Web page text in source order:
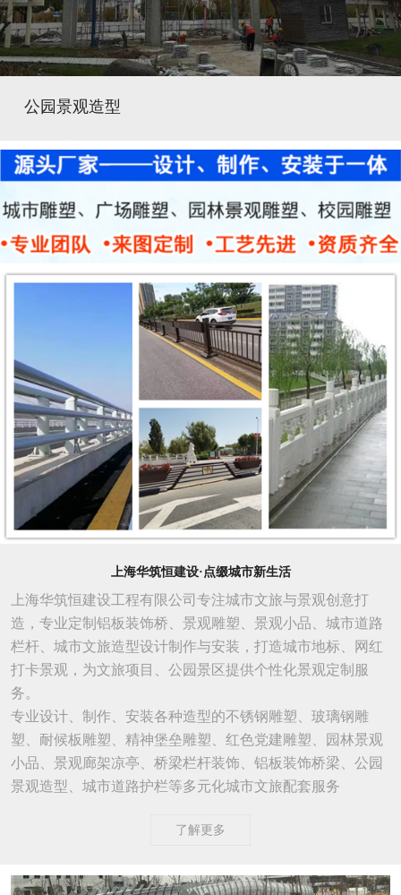
公园景观造型
上海华筑恒建设·点缀城市新生活
上海华筑恒建设工程有限公司专注城市文旅与景观创意打
造，专业定制铝板装饰桥、景观雕塑、景观小品、城市道路
栏杆、城市文旅造型设计制作与安装，打造城市地标、网红
打卡景观，为文旅项目、公园景区提供个性化景观定制服
务。
专业设计、制作、安装各种造型的不锈钢雕塑、玻璃钢雕
塑、耐候板雕塑、精神堡垒雕塑、红色党建雕塑、园林景观
小品、景观廊架凉亭、桥梁栏杆装饰、铝板装饰桥梁、公园
景观造型、城市道路护栏等多元化城市文旅配套服务
了解更多